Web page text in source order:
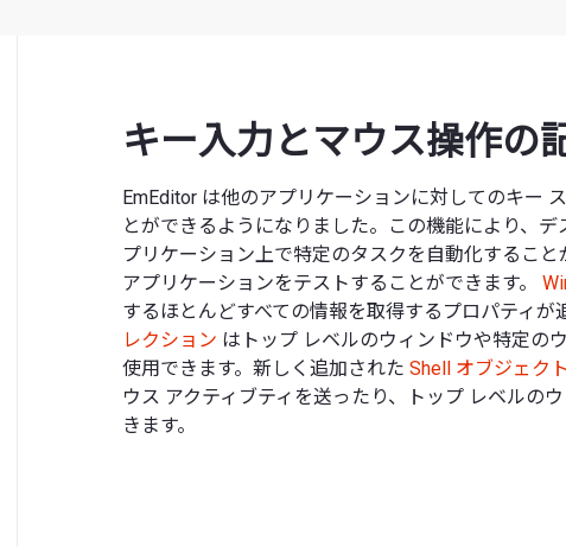
キー入力とマウス操作の
EmEditor は他のアプリケーションに対してのキー
とができるようになりました。この機能により、
プリケーション上で特定のタスクを自動化するこ
アプリケーションをテストすることができます。
するほとんどすべての情報を取得するプロパティ
レクション はトップ レベルのウィンドウや特定の
使用できます。新しく追加された Shell オブジェクト
ウス アクティブティを送ったり、トップ レベルの
きます。